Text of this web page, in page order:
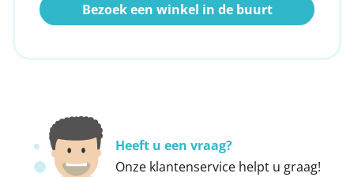
Bezoek een winkel in de buurt
Heeft u een vraag?
Onze klantenservicehelpt u graag!